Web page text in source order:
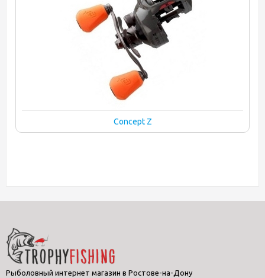
Concept Z
Рыболовный интернет магазин в Ростове-на-Дону